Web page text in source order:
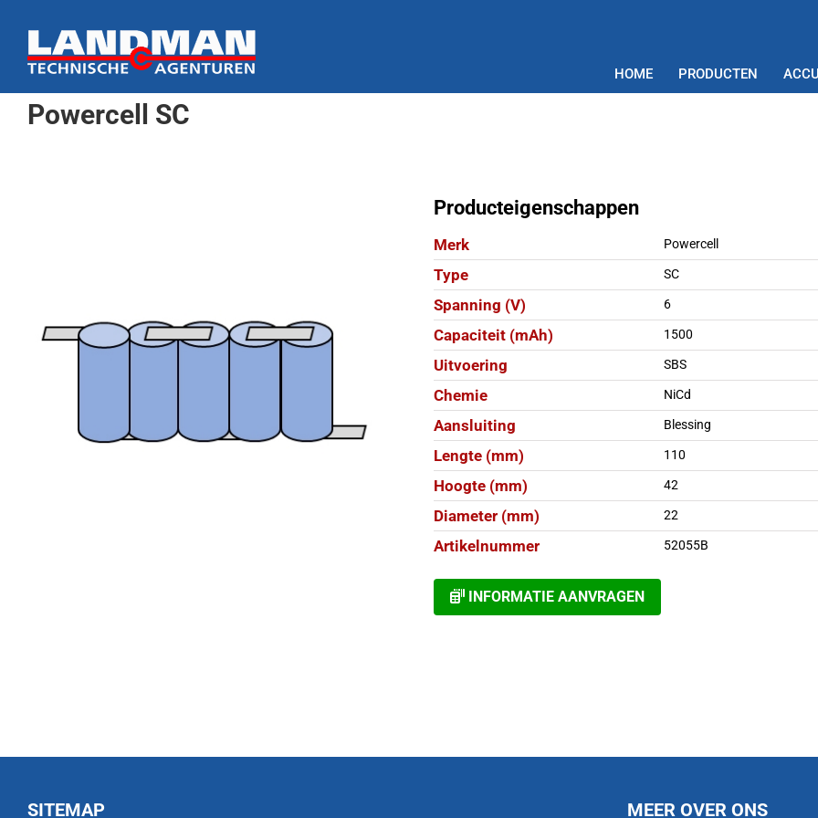
naar
inhoud
HOME PRODUCTEN
Powercell SC
Producteigenschappen
Merk Powercell
Type SC
Spanning (V) 6
Capaciteit (mAh) 1500
Uitvoering SBS
Chemie NiCd
Aansluiting Blessing
Lengte (mm) 110
Hoogte (mm) 42
Diameter (mm) 22
Artikelnummer 52055B
INFORMATIE AANVRAGEN
SITEMAP MEER OVER ONS